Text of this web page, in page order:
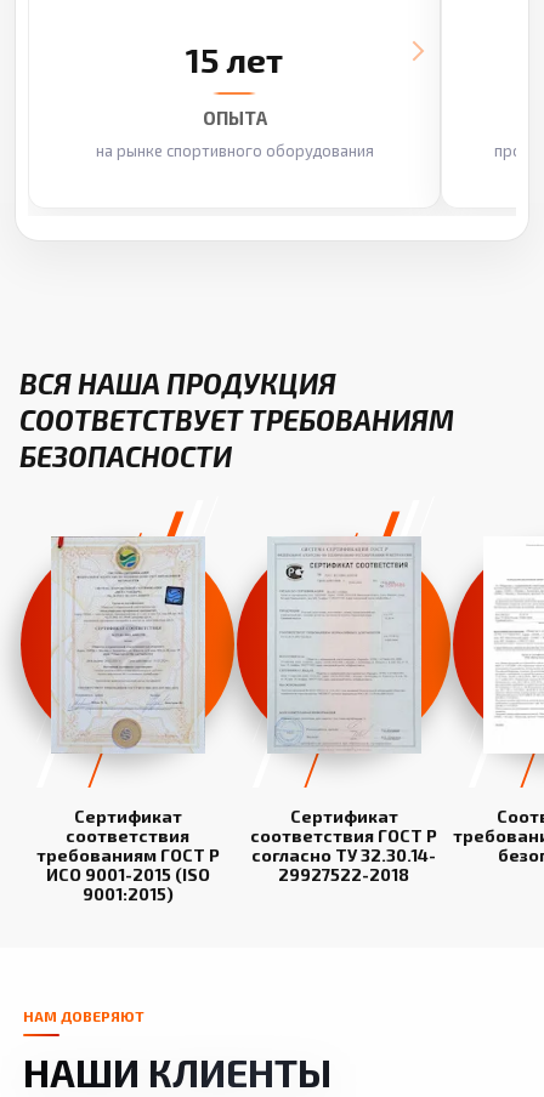
15 лет
ОПЫТА
на рынке спортивного оборудования
ВСЯ НАША ПРОДУКЦИЯ
СООТВЕТСТВУЕТ ТРЕБОВАНИЯМ
БЕЗОПАСНОСТИ
Сертификат
соответствия
требованиям ГОСТ Р
ИСО 9001-2015 (ISO
9001:2015)
Сертификат
соответствия ГОСТ Р
согласно ТУ 32.30.14-
29927522-2018
НАМ ДОВЕРЯЮТ
НАШИ КЛИЕНТЫ